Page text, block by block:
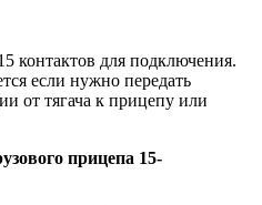
контактов для подключения.
если нужно передать
от тягача к прицепу или
прицепа 15-